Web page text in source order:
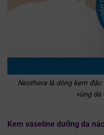
Neothera là dòng kem
vùng da
Kem vaseline dưỡng da